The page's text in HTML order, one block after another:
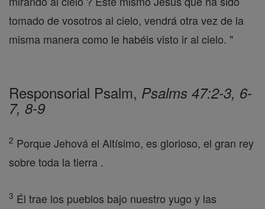
tomado de vosotros al cielo, vendrá otra vez de la
misma manera como le habéis visto ir al cielo. "
Responsorial Psalm, Psalms 47:2-3, 6-
7, 8-9
2 Porque Jehová el Altísimo, es glorioso, el gran rey
sobre toda la tierra .
3 Él trae los pueblos bajo nuestro yugo y las